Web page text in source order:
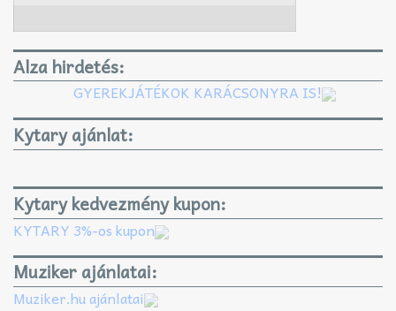
Alza hirdetés:
GYEREKJÁTÉKOK KARÁCSONYRA IS!
Kytary ajánlat:
Kytary kedvezmény kupon:
KYTARY 3%-os kupon
Muziker ajánlatai:
Muziker.hu ajánlatai